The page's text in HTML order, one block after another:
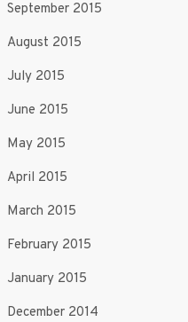
September 2015
August 2015
July 2015
June 2015
May 2015
April 2015
March 2015
February 2015
January 2015
December 2014